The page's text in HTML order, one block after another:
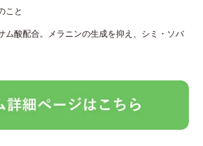
こと
ム酸配合。メラニンの生成を抑え、シミ・ソバ